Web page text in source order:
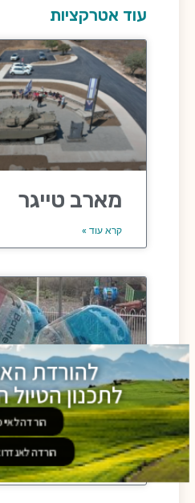
עוד אטרקציות
מארב טייגר
קרא עוד »
באבל בול
קרא עוד »
להורדת
לתכנון
הורדה
הורדה